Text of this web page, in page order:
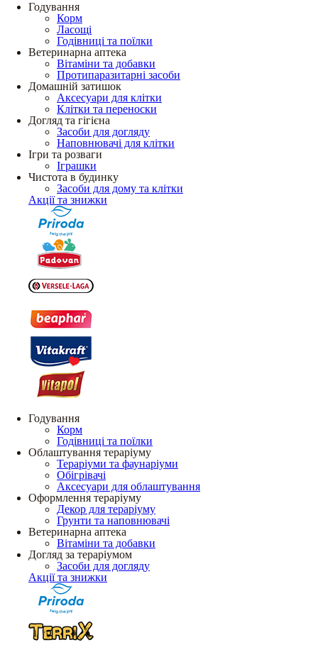
Годування
Корм
Ласощі
Годівниці та поїлки
Ветеринарна аптека
Вітаміни та добавки
Протипаразитарні засоби
Домашній затишок
Аксесуари для клітки
Клітки та переноски
Догляд та гігієна
Засоби для догляду
Наповнювачі для клітки
Ігри та розваги
Іграшки
Чистота в будинку
Засоби для дому та клітки
Акції та знижки
Годування
Корм
Годівниці та поїлки
Облаштування тераріуму
Тераріуми та фаунаріуми
Обігрівачі
Аксесуари для облаштування
Оформлення тераріуму
Декор для тераріуму
Грунти та наповнювачі
Ветеринарна аптека
Вітаміни та добавки
Догляд за тераріумом
Засоби для догляду
Акції та знижки